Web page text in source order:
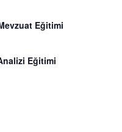
Eğitimi
Eğitimi